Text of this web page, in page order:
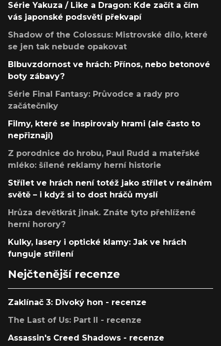
Série Yakuza / Like a Dragon: Kde začít a čím
vás japonské podsvětí překvapí
Shadow of the Colossus: Mistrovské dílo, které
se jen tak nebude opakovat
Blbuvzdornost ve hrách: Přínos, nebo betonové
boty zábavy?
Série Final Fantasy: Průvodce a rady pro
začátečníky
Filmy, které se inspirovaly hrami (ale často to
nepřiznají)
Z porodnice do hrobu, Paul Rudd a mateřské
mléko: šílené reklamy herní historie
Střílet ve hrách není totéž jako střílet v reálném
světě – i když si to dost hráčů myslí
Hrůza devětkrát jinak. Znáte tyto přehlížené
herní horory?
Kulky, lasery i optické klamy: Jak ve hrách
funguje střílení
Nejčtenější recenze
Zaklínač 3: Divoký hon - recenze
The Last of Us: Part II - recenze
Assassin's Creed Shadows - recenze